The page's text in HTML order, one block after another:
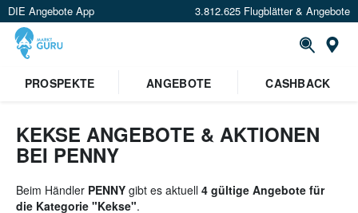
DIE Angebote App 3.812.625 Flugblätter & Angebote
PROSPEKTE
ANGEBOTE CASHBACK
KEKSE ANGEBOTE & AKTIONEN
BEI PENNY
Beim Händler PENNY gibt es aktuell 4 gültige Angebote für
die Kategorie "Kekse".